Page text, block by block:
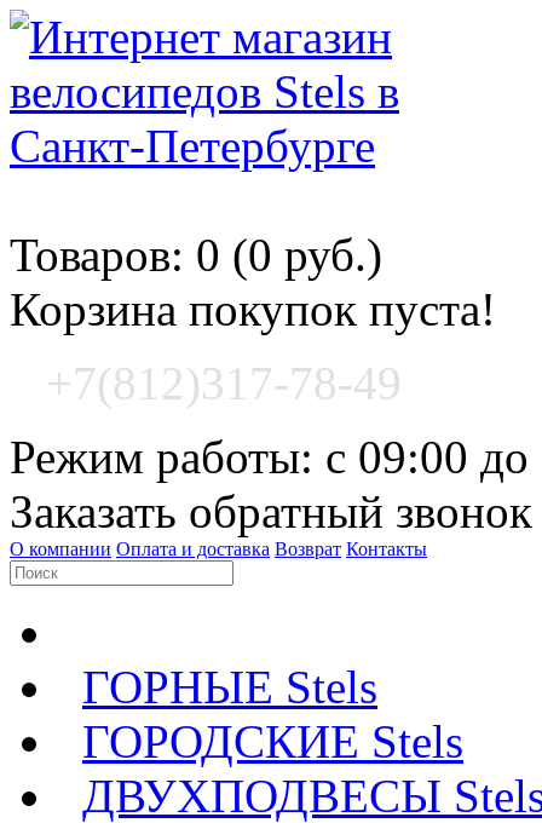
Товаров: 0 (0 руб.)
Корзина покупок пуста!
+7(812)317-78-49
Режим работы: с 09:00 до
Заказать обратный звонок
О компании Оплата и доставка Возврат Контакты
ГОРНЫЕ Stels
ГОРОДСКИЕ Stels
ДВУХПОДВЕСЫ